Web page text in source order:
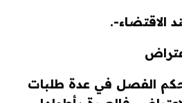
الاقتضاء-.
الفصل في عدة طلبات